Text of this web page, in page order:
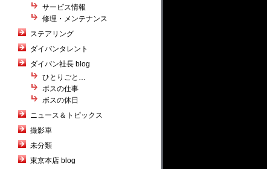
サービス情報
修理・メンテナンス
ステアリング
ダイバンタレント
ダイバン社長 blog
ひとりごと…
ボスの仕事
ボスの休日
ニュース＆トピックス
撮影車
未分類
東京本店 blog